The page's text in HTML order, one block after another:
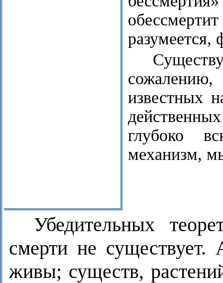
разумеется,
известных
глубоко
механизм,
Убедительных
смерти не существует.
живы; существ,